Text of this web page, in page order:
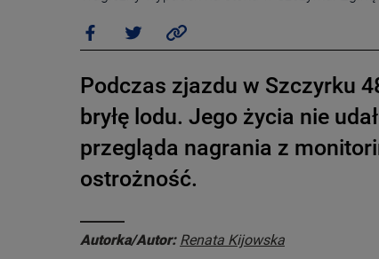
Podczas zjazdu w Szczyrku
bryłę lodu. Jego życia nie
przegląda nagrania z
ostrożność.
Autorka/Autor: Renata Kijowska